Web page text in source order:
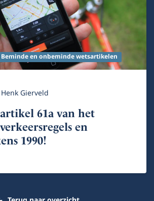
Beminde en onbeminde wetsartikelen
Henk Gierveld
61a van het
en
1990!